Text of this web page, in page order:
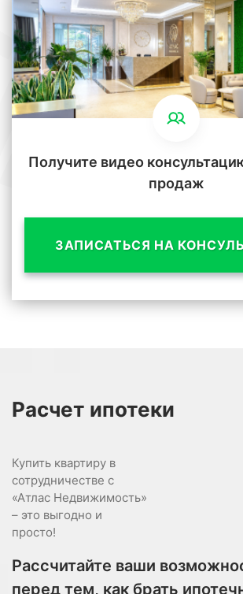
Получите видео
продаж
ЗАПИСАТЬСЯ НА
Расчет ипотеки
Купить квартиру в
сотрудничестве с
«Атлас Недвижимость»
– это выгодно и
просто!
Рассчитайте ваши
перед тем, как брать